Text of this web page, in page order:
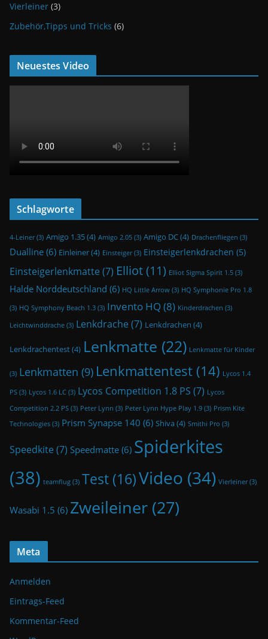
Vierleiner (3)
Zubehör,Tipps und Tricks (6)
Neuestes Video
Schlagworte
4-Leiner(3) Amigo 1.35(4) Amigo 2.05 (3) Amigo DC(4) Drachenfliegen (3)
Dualline(6) Einleiner(4) Einsteiger(3) Einsteigerlenkdrachen (5)
Einsteigerlenkmatte (7) Elliot(11) Elliot Sigma Spirit 1.5 (3)
Halde Norddeutschland (6) HQ Little Arrow (3) HQ Symphonie Pro 1.8
(3) HQ Symphony Beach 1.3 (3) Invento HQ(8) Kinderdrachen (3)
Leichtwinddrache (3) Lenkdrache (7) Lenkdrachen (4)
Lenkdrachentest(4) Lenkmatte (22) Lenkmatte für Kinder
(3) Lenkmatten (9) Lenkmattentest (14) Lycos 1.4
PS (3) Lycos 1.6 LC (3) Lycos Competition 1.8 PS (7) Lycos
Competition 2.2 PS (3) Peter Lynn (3) Peter Lynn Hype Play 1.9 (3) Prism Kite
Technologies (3) Prism Synapse 140 (6) Shiva(4) Smithi Pro (3)
Speedkite (7) Speedmatte(6) Spiderkites
(38) teamflug (3) Test (16)Video (34) Vierleiner(3)
Wasabi 1.5 (6) Zweileiner (27)
Meta
Anmelden
Eintrags-Feed
Kommentar-Feed